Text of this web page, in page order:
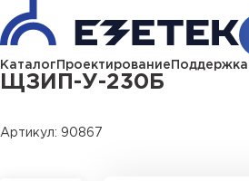
Каталог Проектирование Поддержка
ГлавнаяКаталог ЩЗИПЩЗИП-У-230Б
ЩЗИП-У-230Б
Артикул: 90867